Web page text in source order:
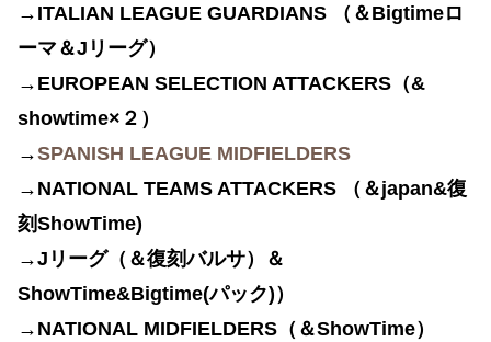
→ ITALIAN LEAGUE GUARDIANS （＆Bigtimeロ
ーマ＆Jリーグ）
→EUROPEAN SELECTION ATTACKERS（&
showtime×２）
→SPANISH LEAGUE MIDFIELDERS
→NATIONAL TEAMS ATTACKERS
（＆japan&復
刻ShowTime)
→Jリーグ（＆復刻バルサ）＆
ShowTime&Bigtime(パック)）
→NATIONAL MIDFIELDERS（＆ShowTime）